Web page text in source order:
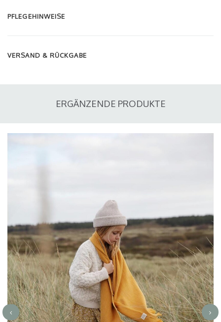
PFLEGEHINWEISE
VERSAND & RÜCKGABE
ERGÄNZENDE PRODUKTE